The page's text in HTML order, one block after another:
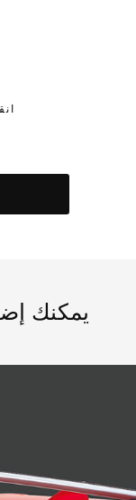
يمكنك